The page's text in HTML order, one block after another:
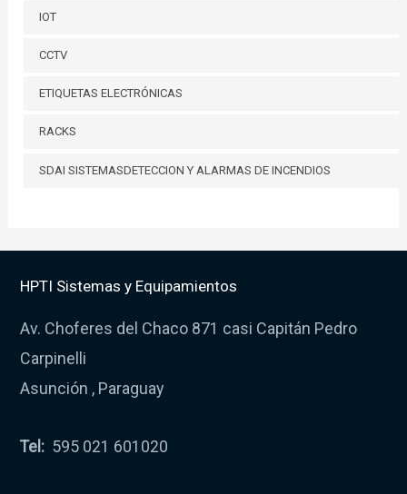
IOT
CCTV
ETIQUETAS ELECTRÓNICAS
RACKS
SDAI SISTEMASDETECCION Y ALARMAS DE INCENDIOS
HPTI Sistemas y Equipamientos
Av. Choferes del Chaco 871 casi Capitán Pedro
Carpinelli
Asunción , Paraguay
Tel: 595 021 601020